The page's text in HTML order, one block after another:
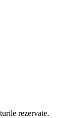
rezervate.